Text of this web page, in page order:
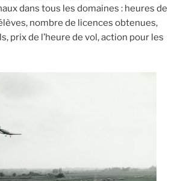
dans tous les domaines : heures de
nombre de licences obtenues,
prix de l’heure de vol, action pour les